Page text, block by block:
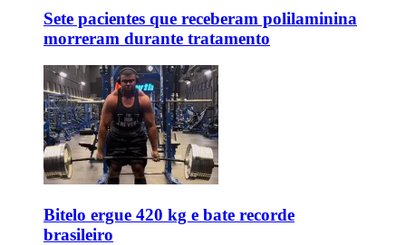
Sete pacientes que receberam polilaminina
morreram durante tratamento
Bitelo ergue 420 kg e bate recorde
brasileiro